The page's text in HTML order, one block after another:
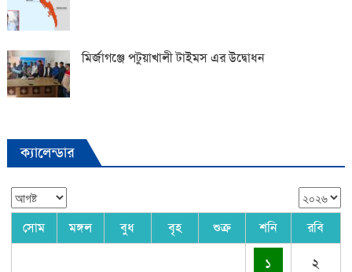
মির্জাগঞ্জে পটুয়াখালী টাইমস এর উদ্বোধন
ক্যালেন্ডার
সোম মঙ্গল বুধ বৃহ শুক্র শনি রবি
১ ২